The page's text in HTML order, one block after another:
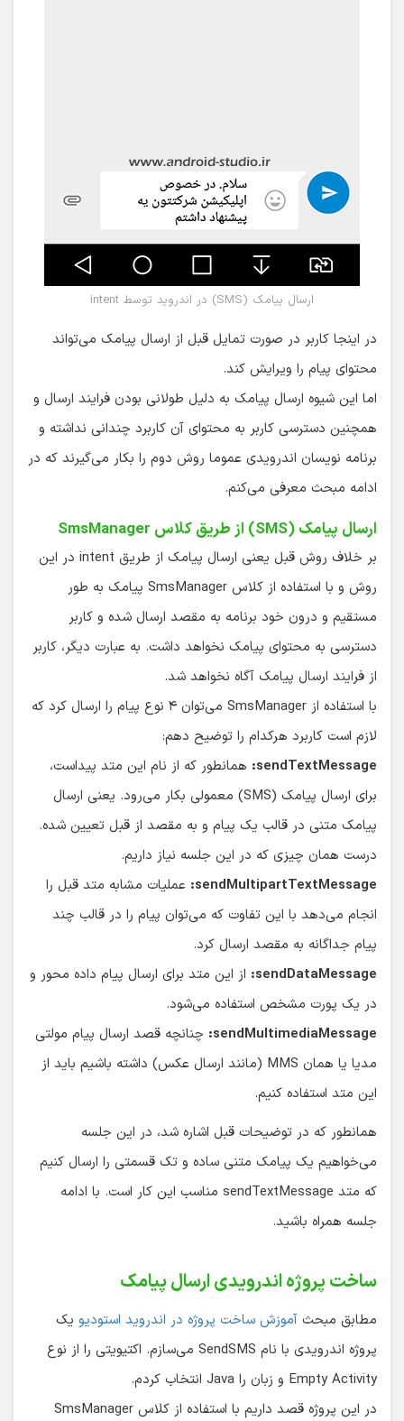
ارسال پیامک (SMS) در اندروید توسط intent
در اینجا کاربر در صورت تمایل قبل از ارسال پیامک می‌تواند
محتوای پیام را ویرایش کند.
اما این شیوه ارسال پیامک به دلیل طولانی بودن فرایند ارسال و
همچنین دسترسی کاربر به محتوای آن کاربرد چندانی نداشته و
برنامه نویسان اندرویدی عموما روش دوم را بکار می‌گیرند که در
ادامه مبحث معرفی می‌کنم.
ارسال پیامک (SMS) از طریق کلاس SmsManager
بر خلاف روش قبل یعنی ارسال پیامک از طریق intent در این
روش و با استفاده از کلاس SmsManager پیامک به طور
مستقیم و درون خود برنامه به مقصد ارسال شده و کاربر
دسترسی به محتوای پیامک نخواهد داشت. به عبارت دیگر، کاربر
از فرایند ارسال پیامک آگاه نخواهد شد.
با استفاده از SmsManager می‌توان ۴ نوع پیام را ارسال کرد که
لازم است کاربرد هرکدام را توضیح دهم:
sendTextMessage: همانطور که از نام این متد پیداست،
برای ارسال پیامک (SMS) معمولی بکار می‌رود. یعنی ارسال
پیامک متنی در قالب یک پیام و به مقصد از قبل تعیین شده.
درست همان چیزی که در این جلسه نیاز داریم.
sendMultipartTextMessage: عملیات مشابه متد قبل را
انجام می‌دهد با این تفاوت که می‌توان پیام را در قالب چند
پیام جداگانه به مقصد ارسال کرد.
sendDataMessage: از این متد برای ارسال پیام داده محور و
در یک پورت مشخص استفاده می‌شود.
sendMultimediaMessage: چنانچه قصد ارسال پیام مولتی
مدیا یا همان MMS (مانند ارسال عکس) داشته باشیم باید از
این متد استفاده کنیم.
همانطور که در توضیحات قبل اشاره شد، در این جلسه
می‌خواهیم یک پیامک متنی ساده و تک قسمتی را ارسال کنیم
که متد sendTextMessage مناسب این کار است. با ادامه
جلسه همراه باشید.
ساخت پروژه اندرویدی ارسال پیامک
مطابق مبحث آموزش ساخت پروژه در اندروید استودیو یک
پروژه اندرویدی با نام SendSMS می‌سازم. اکتیویتی را از نوع
Empty Activity و زبان را Java انتخاب کردم.
در این پروژه قصد داریم با استفاده از کلاس SmsManager